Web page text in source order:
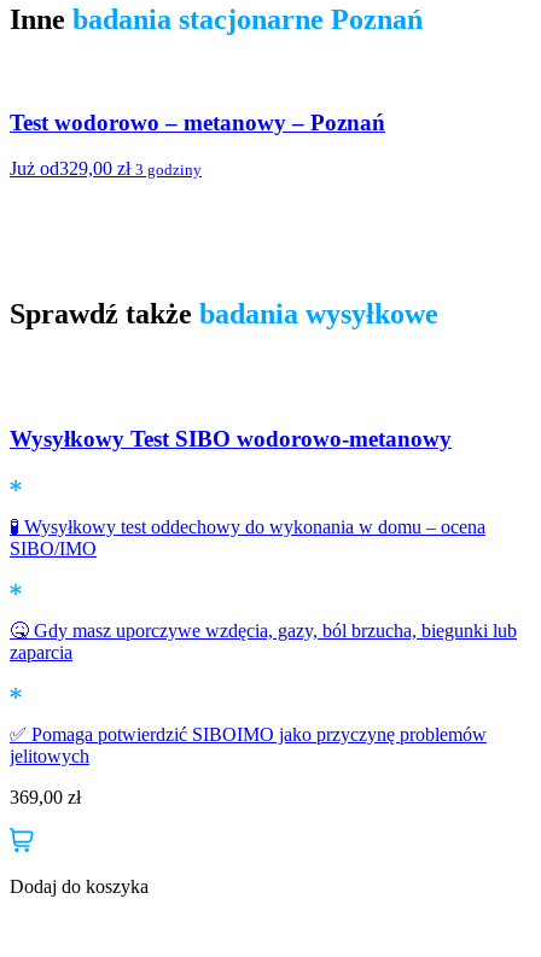
Inne badania stacjonarne Poznań
Test wodorowo – metanowy – Poznań
Już od329,00 zł 3 godziny
Sprawdź także badania wysyłkowe
Wysyłkowy Test SIBO wodorowo-metanowy
🧪 Wysyłkowy test oddechowy do wykonania w domu – ocena
SIBO/IMO
🤒 Gdy masz uporczywe wzdęcia, gazy, ból brzucha, biegunki lub
zaparcia
✅ Pomaga potwierdzić SIBOIMO jako przyczynę problemów
jelitowych
369,00 zł
Dodaj do koszyka